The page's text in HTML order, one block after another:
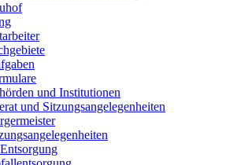
und Institutionen
und Sitzungsangelegenheiten